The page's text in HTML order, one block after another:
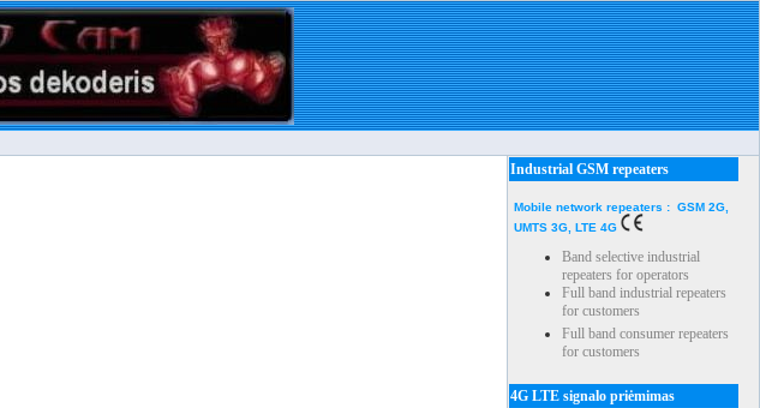
Industrial GSM repeaters
Mobile network repeaters : GSM 2G,
UMTS 3G, LTE 4G
Band selective industrial
repeaters for operators
Full band industrial repeaters
for customers
Full band consumer repeaters
for customers
4G LTE signalo priėmimas